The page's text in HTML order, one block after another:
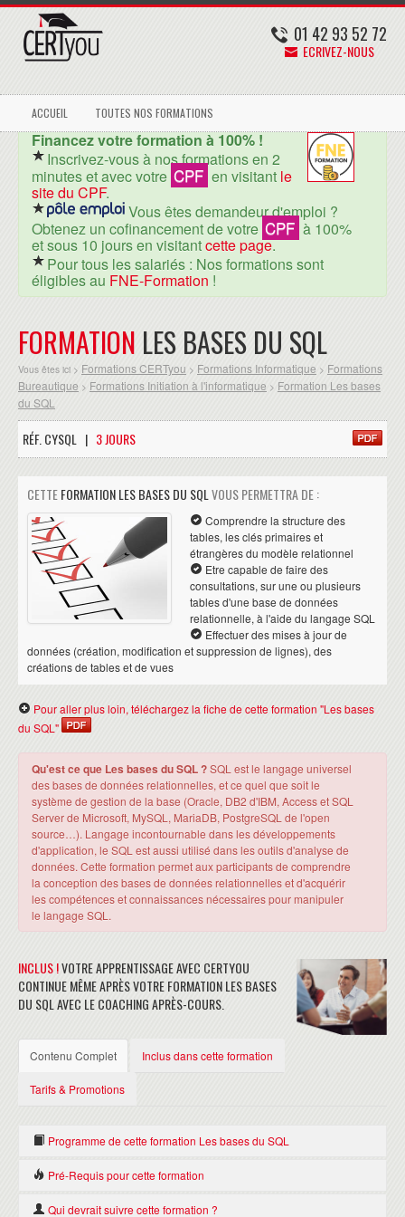
01 42 93 52 72
ECRIVEZ-NOUS
ACCUEIL TOUTES NOS FORMATIONS
Financez votre formation à 100% !
Inscrivez-vous à nos formations en 2
minutes et avec votre CPF en visitant le
site du CPF.
Vous êtes demandeur d'emploi ?
Obtenez un cofinancement de votre CPF à 100%
et sous 10 jours en visitantcette page.
Pour tous les salariés : Nos formations sont
éligibles au FNE-Formation !
FORMATION LES BASES DU SQL
Vous êtes ici > Formations CERTyou > Formations Informatique > Formations
Bureautique > Formations Initiation à l'informatique > Formation Les bases
du SQL
RÉF. CYSQL | 3 JOURS
CETTEFORMATION LES BASES DU SQL VOUS PERMETTRA DE :
Comprendre la structure des
tables, les clés primaires et
étrangères du modèle relationnel
Etre capable de faire des
consultations, sur une ou plusieurs
tables d'une base de données
relationnelle, à l'aide du langage SQL
Effectuer des mises à jour de
données (création, modification et suppression de lignes), des
créations de tables et de vues
Pour aller plus loin, téléchargez la fiche de cette formation "Les bases
du SQL"
Qu'est ce que Les bases du SQL ?SQL est le langage universel
des bases de données relationnelles, et ce quel que soit le
système de gestion de la base (Oracle, DB2 d'IBM, Access et SQL
Server de Microsoft, MySQL, MariaDB, PostgreSQL de l'open
source…). Langage incontournable dans les développements
d'application, le SQL est aussi utilisé dans les outils d'analyse de
données. Cette formation permet aux participants de comprendre
la conception des bases de données relationnelles et d'acquérir
les compétences et connaissances nécessaires pour manipuler
le langage SQL.
INCLUS !VOTRE APPRENTISSAGE AVEC CERTYOU
CONTINUE MÊME APRÈS VOTRE FORMATION LES BASES
DU SQL AVEC LE COACHING APRÈS-COURS.
Contenu Complet Inclus dans cette formation
Tarifs & Promotions
Programme de cette formation Les bases du SQL
PRINCIPES ET CONCEPTS DU MODÈLE RELATIONNEL
Les domaines, les relations, les tables, les lignes et colonnes
Pré-Requis pour cette formation
Pour suivre cette formation, il faut avoir des connaissances générales
Qui devrait suivre cette formation ?